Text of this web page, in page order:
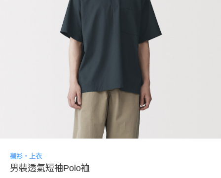
襯衫・上衣
男裝透氣短袖Polo裇